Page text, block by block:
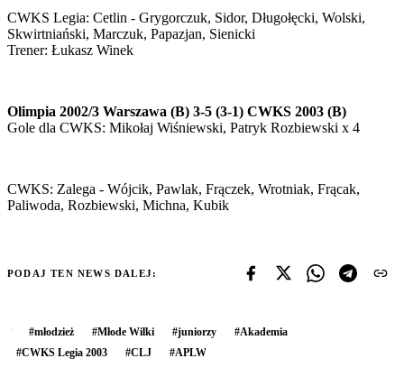
CWKS Legia: Cetlin - Grygorczuk, Sidor, Długołęcki, Wolski,
Skwirtniański, Marczuk, Papazjan, Sienicki
Trener: Łukasz Winek
Olimpia 2002/3 Warszawa (B) 3-5 (3-1) CWKS 2003 (B)
Gole dla CWKS: Mikołaj Wiśniewski, Patryk Rozbiewski x 4
CWKS: Zalega - Wójcik, Pawlak, Frączek, Wrotniak, Frącak,
Paliwoda, Rozbiewski, Michna, Kubik
PODAJ TEN NEWS DALEJ:
#młodzież #Młode Wilki #juniorzy #Akademia
#CWKS Legia 2003 #CLJ #APLW